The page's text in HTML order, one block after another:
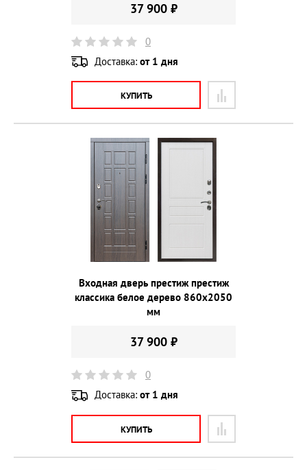
37 900 ₽
0
Доставка: от 1 дня
КУПИТЬ
Входная дверь престиж престиж
классика белое дерево 860х2050
мм
37 900 ₽
0
Доставка: от 1 дня
КУПИТЬ